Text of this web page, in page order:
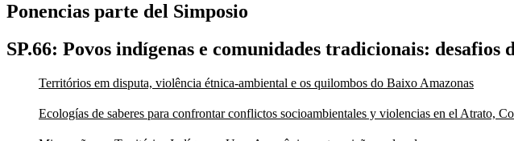
Ponencias parte del Simposio
SP.66: Povos indígenas e comunidades tradicionais:
Territórios em disputa, violência étnica-ambiental e os quilombos do Baixo Amazonas
Ecologías de saberes para confrontar conflictos socioambientales y violencias en el Atrato,